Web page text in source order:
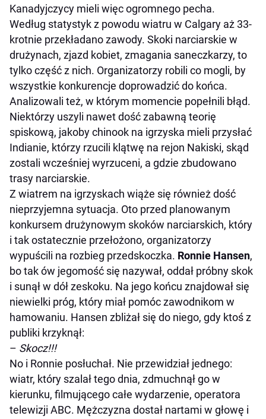
Kanadyjczycy mieli więc ogromnego pecha.
Według statystyk z powodu wiatru w Calgary aż 33-
krotnie przekładano zawody. Skoki narciarskie w
drużynach, zjazd kobiet, zmagania saneczkarzy, to
tylko część z nich. Organizatorzy robili co mogli, by
wszystkie konkurencje doprowadzić do końca.
Analizowali też, w którym momencie popełnili błąd.
Niektórzy uszyli nawet dość zabawną teorię
spiskową, jakoby chinook na igrzyska mieli przysłać
Indianie, którzy rzucili klątwę na rejon Nakiski, skąd
zostali wcześniej wyrzuceni, a gdzie zbudowano
trasy narciarskie.
Z wiatrem na igrzyskach wiąże się również dość
nieprzyjemna sytuacja. Oto przed planowanym
konkursem drużynowym skoków narciarskich, który
i tak ostatecznie przełożono, organizatorzy
wypuścili na rozbieg przedskoczka. Ronnie Hansen,
bo tak ów jegomość się nazywał, oddał próbny skok
i sunął w dół zeskoku. Na jego końcu znajdował się
niewielki próg, który miał pomóc zawodnikom w
hamowaniu. Hansen zbliżał się do niego, gdy ktoś z
publiki krzyknął:
– Skocz!!!
No i Ronnie posłuchał. Nie przewidział jednego:
wiatr, który szalał tego dnia, zdmuchnął go w
kierunku, filmującego całe wydarzenie, operatora
telewizji ABC. Mężczyzna dostał nartami w głowę i